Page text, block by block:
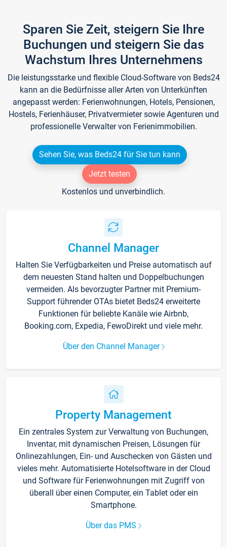
Sparen Sie Zeit, steigern Sie Ihre
Buchungen und steigern Sie das
Wachstum Ihres Unternehmens
Die leistungsstarke und flexible Cloud-Software von Beds24
kann an die Bedürfnisse aller Arten von Unterkünften
angepasst werden: Ferienwohnungen, Hotels, Pensionen,
Hostels, Ferienhäuser, Privatvermieter sowie Agenturen und
professionelle Verwalter von Ferienimmobilien.
Sehen Sie, was Beds24 für Sie tun kann
Jetzt testen
Kostenlos und unverbindlich.
Channel Manager
Halten Sie Verfügbarkeiten und Preise automatisch auf
dem neuesten Stand halten und Doppelbuchungen
vermeiden. Als bevorzugter Partner mit Premium-
Support führender OTAs bietet Beds24 erweiterte
Funktionen für beliebte Kanäle wie Airbnb,
Booking.com, Expedia, FewoDirekt und viele mehr.
Über den Channel Manager
Property Management
Ein zentrales System zur Verwaltung von Buchungen,
Inventar, mit dynamischen Preisen, Lösungen für
Onlinezahlungen, Ein- und Auschecken von Gästen und
vieles mehr. Automatisierte Hotelsoftware in der Cloud
und Software für Ferienwohnungen mit Zugriff von
überall über einen Computer, ein Tablet oder ein
Smartphone.
Über das PMS